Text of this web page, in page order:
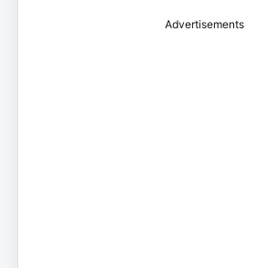
Advertisements